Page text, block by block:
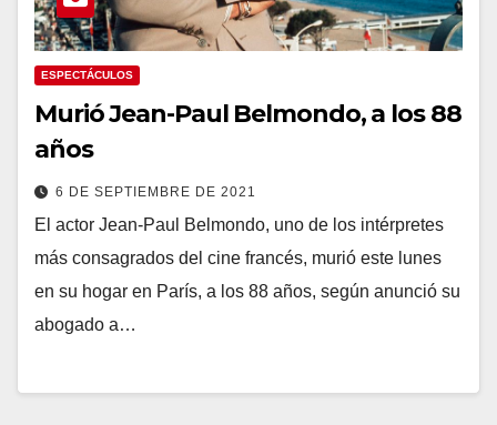
ESPECTÁCULOS
Murió Jean-Paul Belmondo, a los 88
años
6 DE SEPTIEMBRE DE 2021
El actor Jean-Paul Belmondo, uno de los intérpretes
más consagrados del cine francés, murió este lunes
en su hogar en París, a los 88 años, según anunció su
abogado a…